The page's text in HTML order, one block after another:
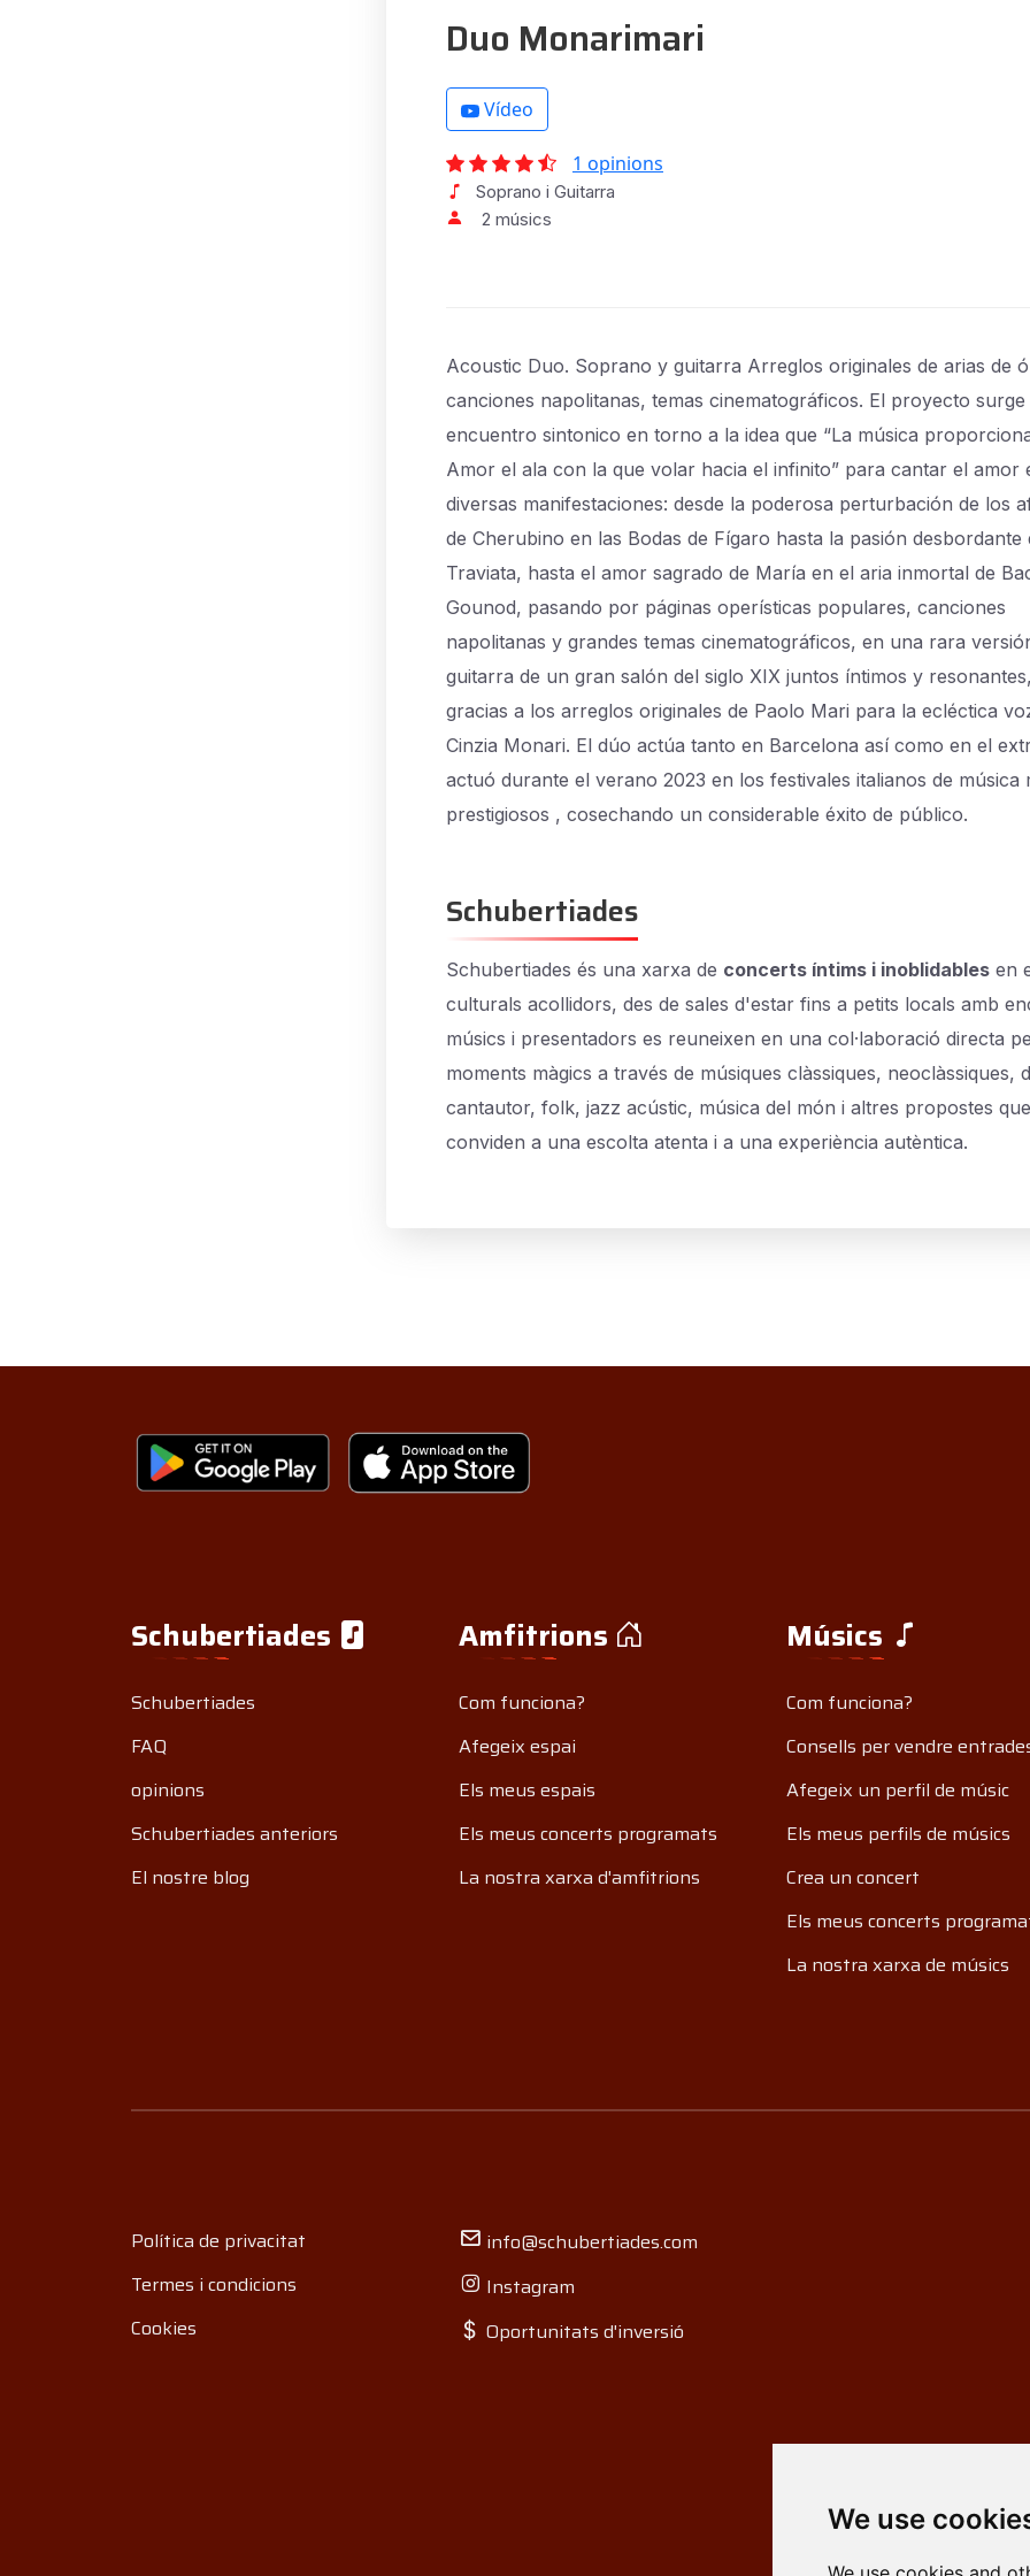
We use
Duo Monarimari
Vídeo
1 opinions
Soprano i Guitarra
2 músics
Acoustic Duo. Soprano y guitarra Arreglos originales de arias de
canciones napolitanas, temas cinematográficos. El proyecto
encuentro sintonico en torno a la idea que “La música
Amor el ala con la que volar hacia el infinito” para cantar el amor
diversas manifestaciones: desde la poderosa perturbación de los
de Cherubino en las Bodas de Fígaro hasta la pasión desbordante
Traviata, hasta el amor sagrado de María en el aria inmortal de
Gounod, pasando por páginas operísticas populares, canciones
napolitanas y grandes temas cinematográficos, en una rara
guitarra de un gran salón del siglo XIX juntos íntimos y
gracias a los arreglos originales de Paolo Mari para la ecléctica
Cinzia Monari. El dúo actúa tanto en Barcelona así como en el
actuó durante el verano 2023 en los festivales italianos de música
prestigiosos , cosechando un considerable éxito de público.
Schubertiades
Schubertiades és una xarxa de concerts íntims i inoblidables en
culturals acollidors, des de sales d'estar fins a petits locals amb
músics i presentadors es reuneixen en una col·laboració directa
moments màgics a través de músiques clàssiques, neoclàssiques,
cantautor, folk, jazz acústic, música del món i altres propostes que
conviden a una escolta atenta i a una experiència autèntica.
Schubertiades
Schubertiades
FAQ
opinions
Schubertiades anteriors
El nostre blog
Amfitrions
Com funciona?
Afegeix espai
Els meus espais
Els meus concerts programats
La nostra xarxa d'amfitrions
Músics
Com funciona?
Consells per vendre
Afegeix un perfil de músic
Els meus perfils de músics
Crea un concert
Els meus concerts
La nostra xarxa de músics
Política de privacitat
Termes i condicions
Cookies
info@schubertiades.com
Instagram
Oportunitats d'inversió